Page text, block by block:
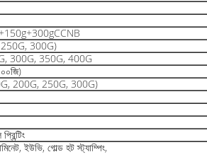
250G, 300G)
300G, 350G, 400G
200G, 250G, 300G)
ইউভি, গোল্ড হট স্ট্যাম্পিং,